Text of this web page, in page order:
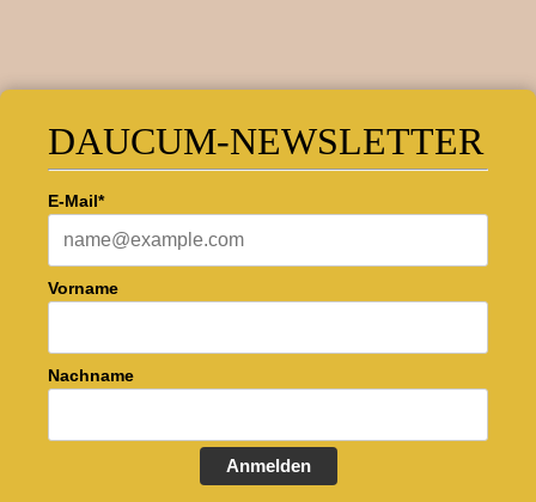
DAUCUM-NEWSLETTER
E-Mail*
Vorname
Nachname
Anmelden